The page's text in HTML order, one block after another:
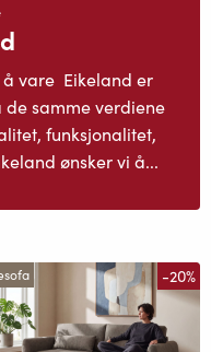
vare Eikeland er
samme verdiene
funksjonalitet,
ønsker vi å...
-20%